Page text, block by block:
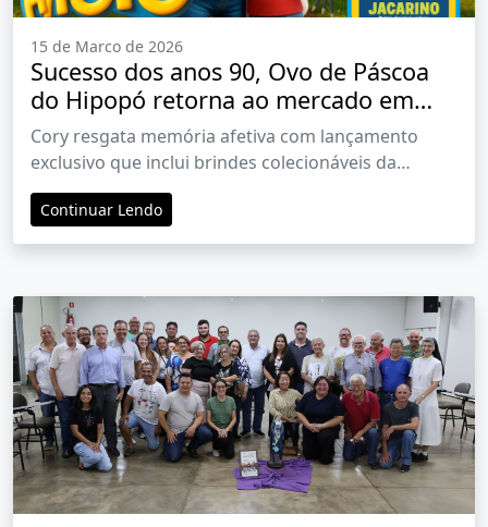
15 de Marco de 2026
Sucesso dos anos 90, Ovo de Páscoa
do Hipopó retorna ao mercado em
edição limitada
Cory resgata memória afetiva com lançamento
exclusivo que inclui brindes colecionáveis da
Turminha e comercialização exclusiva em lojas
próprias da companhia
Continuar Lendo